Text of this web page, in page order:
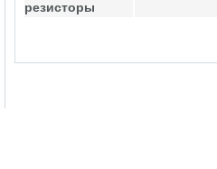
резисторы